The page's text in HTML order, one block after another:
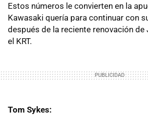
Estos números le convierten en la
Kawasaki quería para continuar con
después de la reciente renovación de
el KRT.
Tom Sykes: